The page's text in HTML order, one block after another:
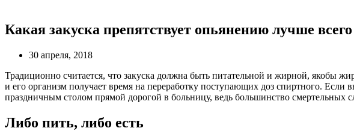
Какая закуска препятствует опьянению лучше всего
30 апреля, 2018
Традиционно считается, что закуска должна быть питательной и жирной, якобы
и его организм получает время на переработку поступающих доз спиртного. Если
праздничным столом прямой дорогой в больницу, ведь большинство смертельных
Либо пить, либо есть